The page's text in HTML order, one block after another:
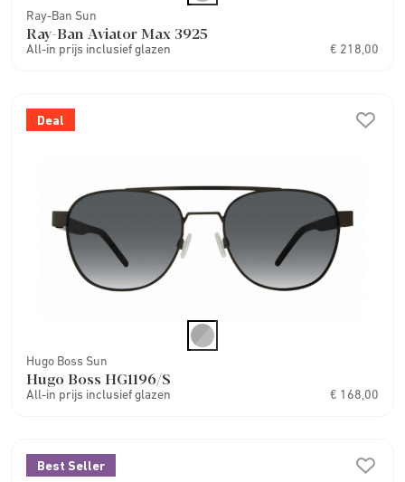
Ray-Ban Sun
Ray-Ban Aviator Max 3925
All-in prijs inclusief glazen € 218,00
Deal
Hugo Boss Sun
Hugo Boss HG1196/S
All-in prijs inclusief glazen € 168,00
Best Seller